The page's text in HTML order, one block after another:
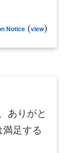
Notice (view)
ありがと
満足する